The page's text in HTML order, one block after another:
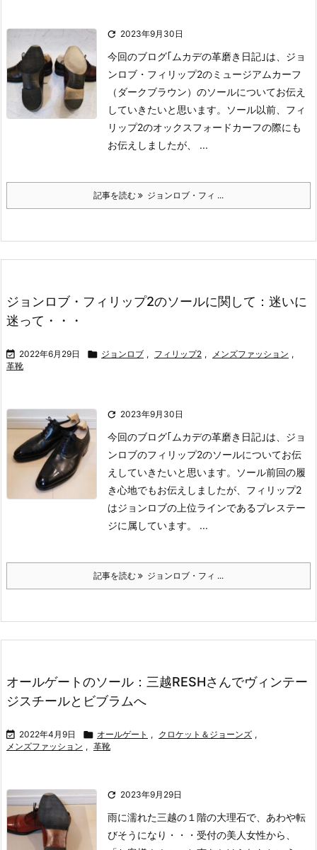
 2023年9月30日
今回のブログ｢ムカデの革磨き日記｣は、ジョ
ンロブ・フィリップ2のミュージアムカーフ
（ダークブラウン）のソールについてお伝え
していきたいと思います。
ソール以前、フィ
リップ2のオックスフォードカーフの際にも
お伝えしましたが、 ...
記事を読む ジョンロブ・フィ ...
ジョンロブ・フィリップ2のソールに関して：迷いに
迷って・・・
 2022年6月29日  ジョンロブ , フィリップ2 , メンズファッション ,
革靴
 2023年9月30日
今回のブログ｢ムカデの革磨き日記｣は、ジョ
ンロブのフィリップ2のソールについてお伝
えしていきたいと思います。
ソール前回の履
き心地でもお伝えしましたが、フィリップ2
はジョンロブの上位ラインであるプレステー
ジに属しています。 ...
記事を読む ジョンロブ・フィ ...
オールゲートのソール：三越RESHさんでヴィンテー
ジスチールとビブラムへ
 2022年4月9日  オールゲート , クロケット＆ジョーンズ ,
メンズファッション , 革靴
 2023年9月29日
雨に濡れた三越の１階の大理石で、あわや転
びそうになり・・・受付の美人女性から、